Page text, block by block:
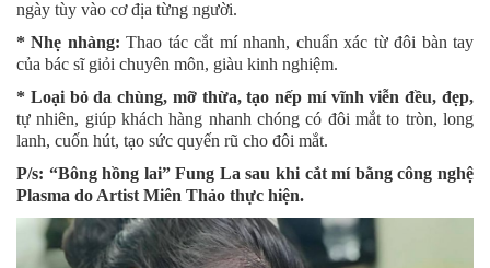
ngày tùy vào cơ địa từng người.
* Nhẹ nhàng: Thao tác cắt mí nhanh, chuẩn xác từ đôi bàn tay
của bác sĩ giỏi chuyên môn, giàu kinh nghiệm.
* Loại bỏ da chùng, mỡ thừa, tạo nếp mí vĩnh viễn đều, đẹp,
tự nhiên, giúp khách hàng nhanh chóng có đôi mắt to tròn, long
lanh, cuốn hút, tạo sức quyến rũ cho đôi mắt.
P/s: “Bông hồng lai” Fung La sau khi cắt mí bằng công nghệ
Plasma do Artist Miên Thảo thực hiện.